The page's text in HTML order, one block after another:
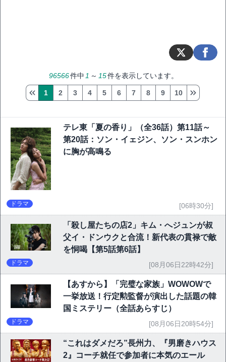
96566件中 1 ～ 15件を表示しています。
1 2 3 4 5 6 7 8 9 10
テレ東「夏の香り」（全36話）第11話～
第20話：ソン・イェジン、ソン・スンホン
に胸が高鳴る
ドラマ [06時30分]
「殺し屋たちの店2」キム・へジュンが叔
父イ・ドンウクと合流！新代表の貫禄で敵
を恫喝【第5話第6話】
ドラマ [08月06日22時42分]
【あすから】「完璧な家族」WOWOWで
一挙放送！行定勲監督が演出した話題の韓
国ミステリー（全話あらすじ）
ドラマ [08月06日20時54分]
“これはダメだろ”長州力、『男磨きハウス
2』コーチ就任で参加者に本気のエール